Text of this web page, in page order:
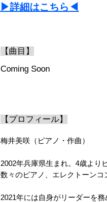
▶︎詳細はこちら◀︎
【曲目 】
Coming Soon
【プロフィール】
梅井美咲（ピアノ・作曲）
2002年兵庫県生まれ。4歳より
数々のピアノ、エレクトーン
2021年には自身がリーダーを